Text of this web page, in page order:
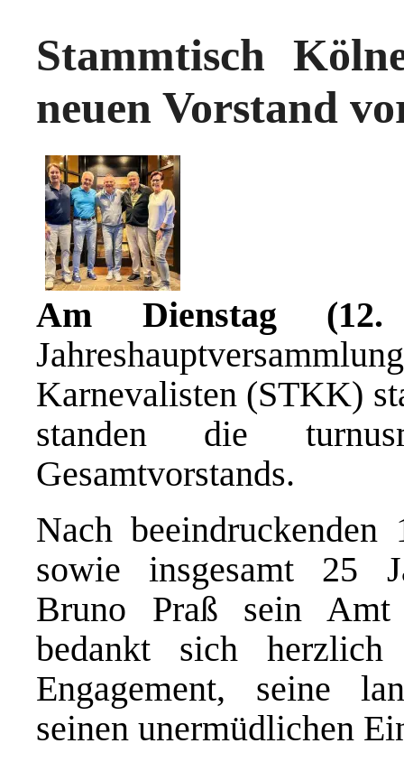
Stammtisch
neuen Vorstand
Am Dienstag
Karnevalisten (STKK)
standen die
Gesamtvorstands.
Nach
sowie insgesamt 25
Bruno Praß sein
bedankt sich herzlich
Engagement, seine
seinen unermüdlichen